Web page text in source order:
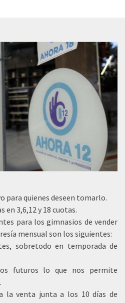
para quienes deseen tomarlo.
en 3,6,12 y 18 cuotas.
para los gimnasios de vender
mensual son los siguientes:
sobretodo en temporada de
futuros lo que nos permite
la venta junta a los 10 días de